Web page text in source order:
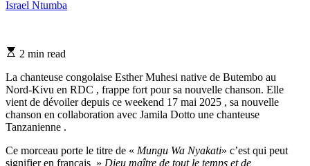
Israel Ntumba
Estimated
time
2 min read
La chanteuse congolaise Esther Muhesi native de Butembo au
Nord-Kivu en RDC , frappe fort pour sa nouvelle chanson. Elle
vient de dévoiler depuis ce weekend 17 mai 2025 , sa nouvelle
chanson en collaboration avec Jamila Dotto une chanteuse
Tanzanienne .
Ce morceau porte le titre de « Mungu Wa Nyakati» c’est qui peut
signifier en français » Dieu maître de tout le temps et de